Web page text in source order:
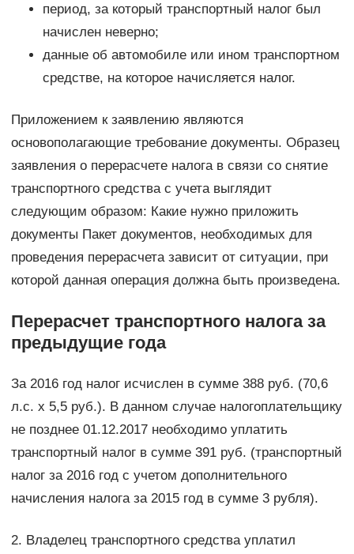
период, за который транспортный налог был
начислен неверно;
данные об автомобиле или ином транспортном
средстве, на которое начисляется налог.
Приложением к заявлению являются
основополагающие требование документы. Образец
заявления о перерасчете налога в связи со снятие
транспортного средства с учета выглядит
следующим образом: Какие нужно приложить
документы Пакет документов, необходимых для
проведения перерасчета зависит от ситуации, при
которой данная операция должна быть произведена.
Перерасчет транспортного налога за
предыдущие года
За 2016 год налог исчислен в сумме 388 руб. (70,6
л.с. х 5,5 руб.). В данном случае налогоплательщику
не позднее 01.12.2017 необходимо уплатить
транспортный налог в сумме 391 руб. (транспортный
налог за 2016 год с учетом дополнительного
начисления налога за 2015 год в сумме 3 рубля).
2. Владелец транспортного средства уплатил